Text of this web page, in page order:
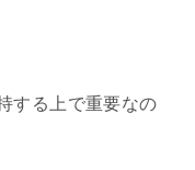
する上で重要なの